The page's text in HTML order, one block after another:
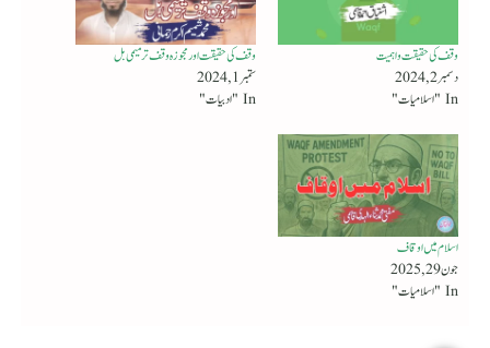
وقف کی حقیقت و اہمیت
دسمبر 2, 2024
In "اسلامیات"
وقف کی حقیقت اورمجوزہ وقف ترمیمی بل
ستمبر 1, 2024
In "ادبیات"
اسلام میں اوقاف
جون 29, 2025
In "اسلامیات"